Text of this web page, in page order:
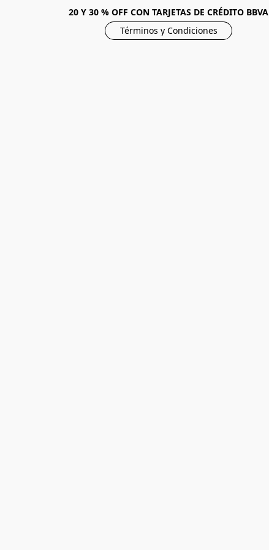
20 Y 30 % OFF CON TARJETAS DE CRÉDITO BBVA
Términos y Condiciones